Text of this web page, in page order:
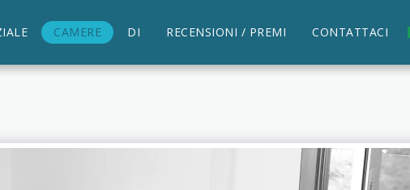
CAMERE DI RECENSIONI / PREMI CONTATTACI